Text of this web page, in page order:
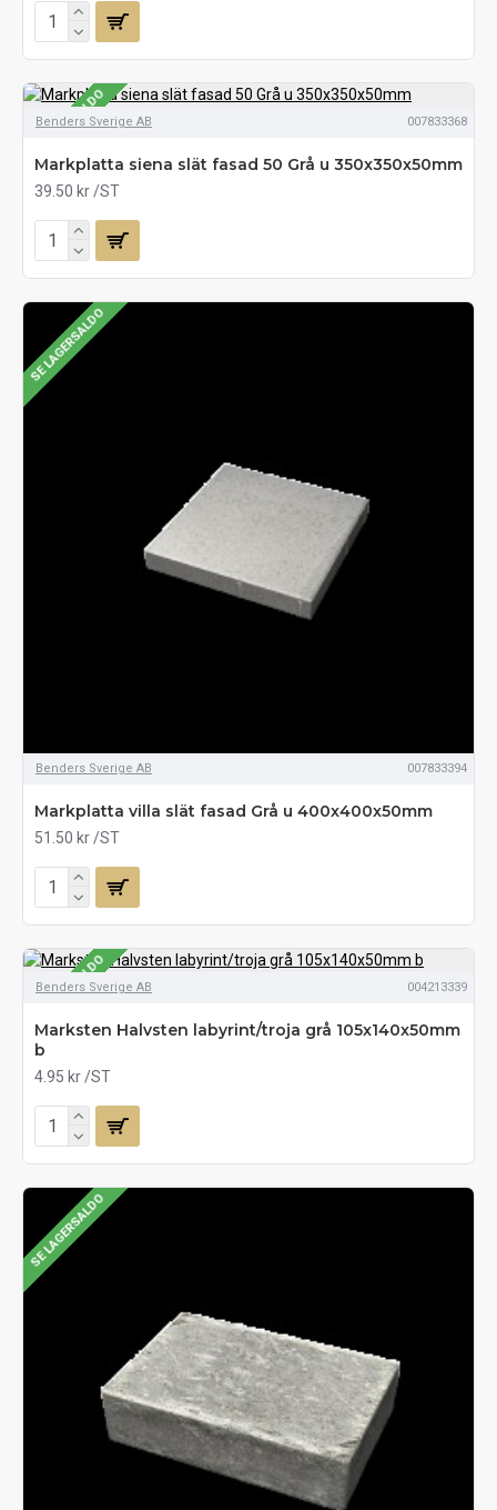
SE LAGERSALDO
Benders Sverige AB 007833368
Markplatta siena slät fasad 50 Grå u 350x350x50mm
39.50 kr /ST
SE LAGERSALDO
Benders Sverige AB 007833394
Markplatta villa slät fasad Grå u 400x400x50mm
51.50 kr /ST
SE LAGERSALDO
Benders Sverige AB 004213339
Marksten Halvsten labyrint/troja grå 105x140x50mm
b
4.95 kr /ST
SE LAGERSALDO